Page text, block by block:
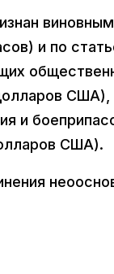
и по
США),
и
США).